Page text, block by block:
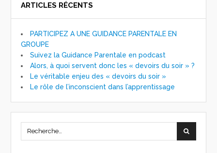
ARTICLES RÉCENTS
PARTICIPEZ A UNE GUIDANCE PARENTALE EN
GROUPE
Suivez la Guidance Parentale en podcast
Alors, à quoi servent donc les « devoirs du soir » ?
Le véritable enjeu des « devoirs du soir »
Le rôle de l’inconscient dans l’apprentissage